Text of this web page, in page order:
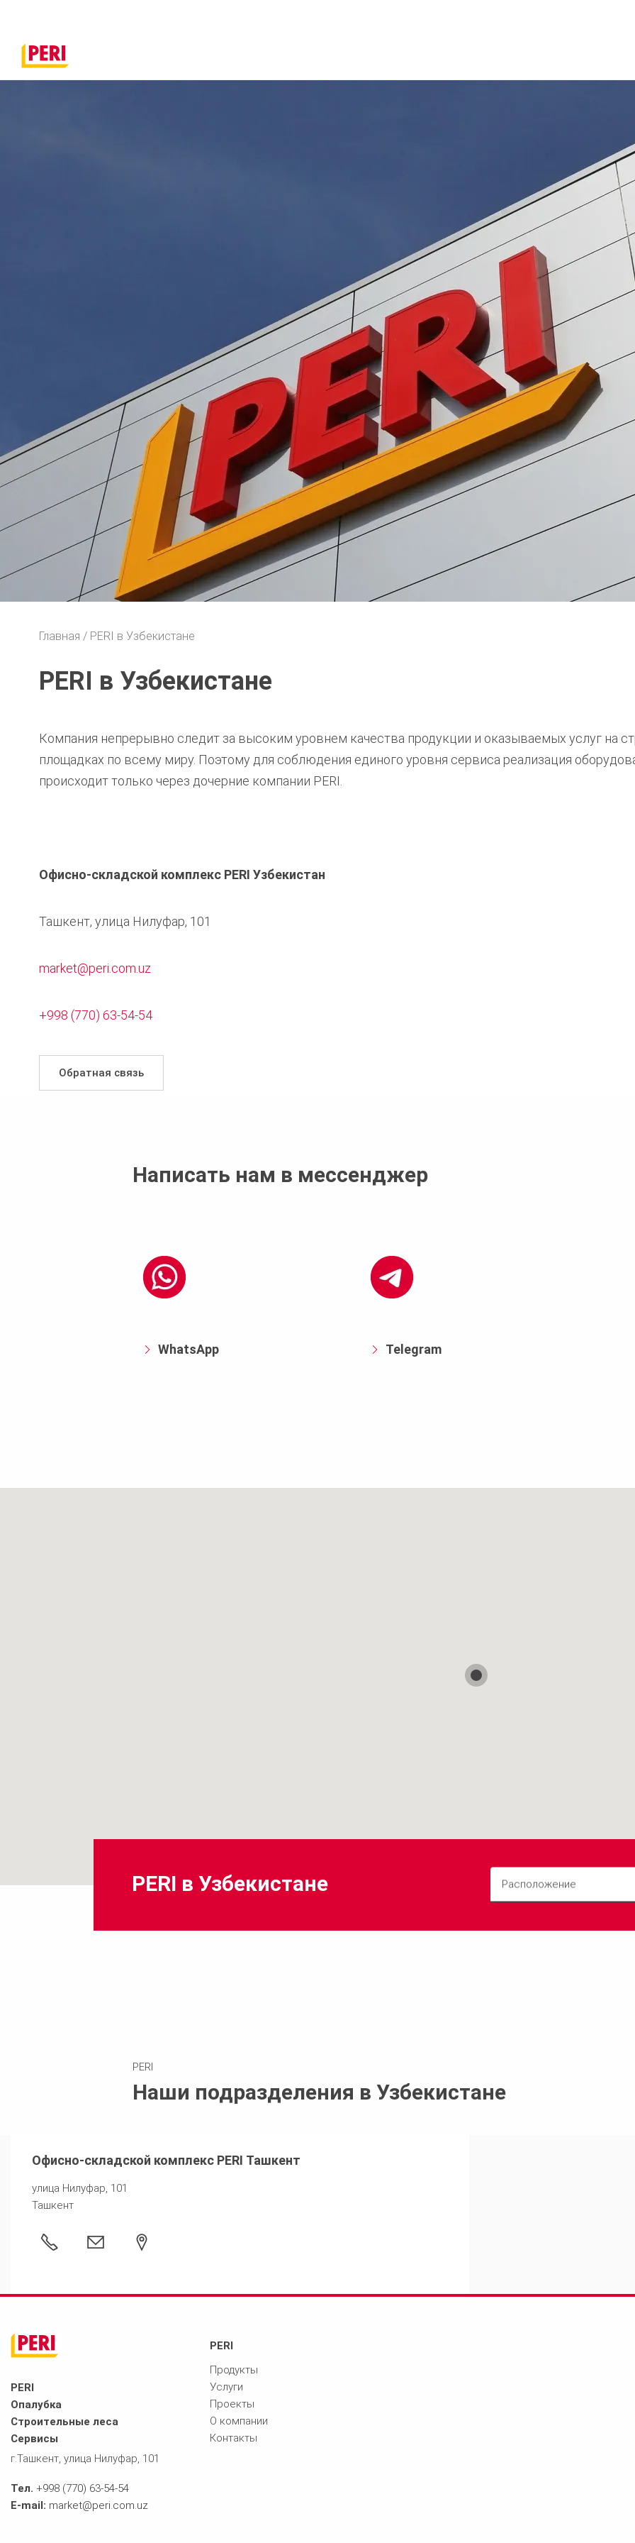
Главная PERI в Узбекистане
PERI в Узбекистане
Компания непрерывно следит за высоким уровнем качества продукции и оказываемых услуг на
площадках по всему миру. Поэтому для соблюдения единого уровня сервиса реализация
происходит только через дочерние компании PERI.
Офисно-складской комплекс PERI Узбекистан
Ташкент, улица Нилуфар, 101
market@peri.com.uz
+998 (770) 63-54-54
Обратная связь
Написать нам в мессенджер
WhatsApp Telegram
PERI в Узбекистане Расположение
PERI
Наши подразделения в Узбекистане
Офисно-складской комплекс PERI Ташкент
улица Нилуфар, 101
Ташкент
+998 (770) 63-54-54
PERI
Опалубка
Строительные леса
Сервисы
г.Ташкент, улица Нилуфар, 101
Тел. +998 (770) 63-54-54
E-mail: market@peri.com.uz
PERI
Продукты
Услуги
Проекты
О компании
Контакты